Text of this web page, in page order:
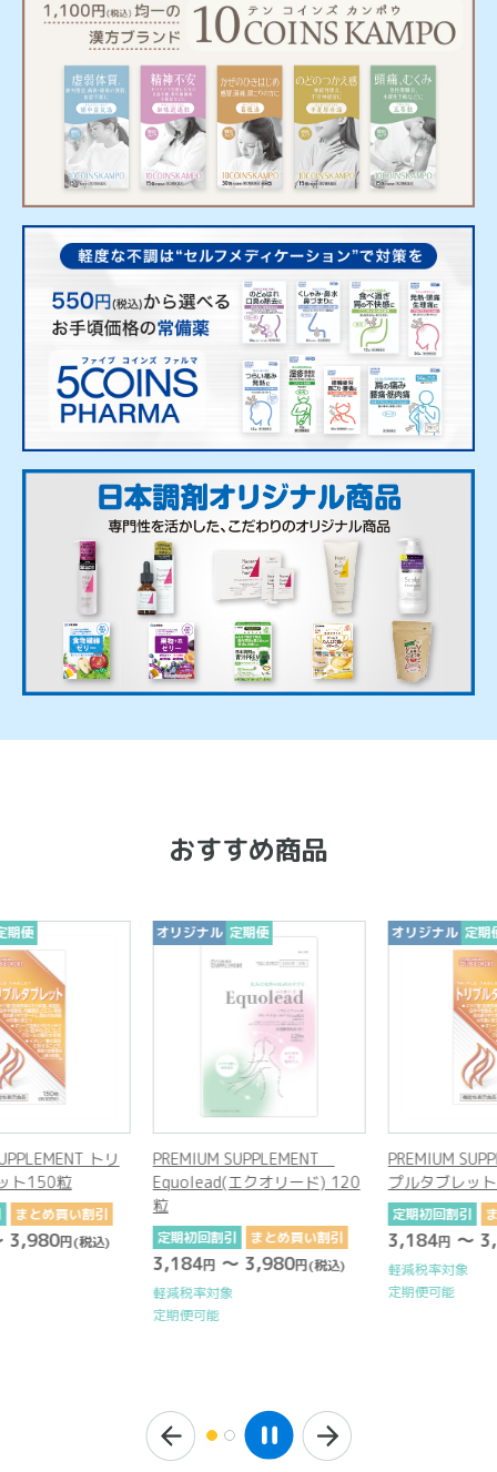
おすすめ商品
便
トリ
150粒
まとめ買い割引
円(税込)
オリジナル 定期便
PREMIUM SUPPLEMENT
Equolead(エクオリード) 120
粒
定期初回割引 まとめ買い割引
3,184円～ 3,980円(税込)
軽減税率対象
定期便可能
オリジナル 定期便
PREMIUM
プルタブレット
定期初回割引
3,184円～
軽減税率対象
定期便可能